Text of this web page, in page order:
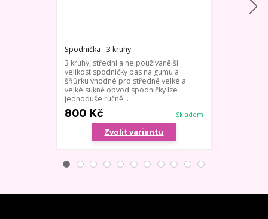
Spodnička - 3 kruhy
3 kruhy, střední a nejpoužívanější
velikost spodničky pas na gumu a
šňůrku vhodné pro středně velké a
velké sukně obvod spodničky lze
jednoduše ručně...
800 Kč Skladem
Zvolit variantu